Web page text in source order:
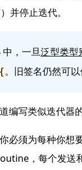
并停止迭代。
中，一旦泛型类型
。旧签名仍然可
编写类似迭代器
必须为每种你想
，每个发送